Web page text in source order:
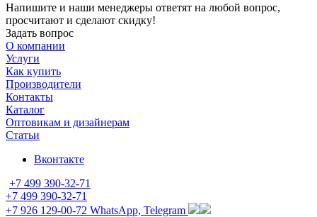
Напишите и наши менеджеры ответят на любой вопрос,
просчитают и сделают скидку!
Задать вопрос
О компании
Услуги
Как купить
Производители
Контакты
Каталог
Оптовикам и дизайнерам
Статьи
Вконтакте
+7 499 390-32-71
+7 499 390-32-71
+7 926 129-00-72 WhatsApp, Telegram